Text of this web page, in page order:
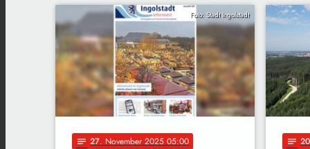
Foto: Stadt Ingolstadt
notes 27. November 2025 05:00 notes 20